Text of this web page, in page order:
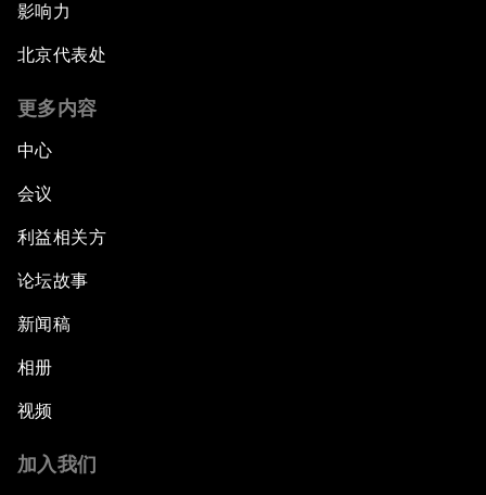
影响力
北京代表处
更多内容
中心
会议
利益相关方
论坛故事
新闻稿
相册
视频
加入我们